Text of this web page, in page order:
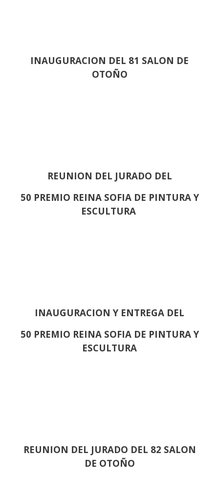
INAUGURACION DEL 81 SALON DE
OTOÑO
REUNION DEL JURADO DEL
50 PREMIO REINA SOFIA DE PINTURA Y
ESCULTURA
INAUGURACION Y ENTREGA DEL
50 PREMIO REINA SOFIA DE PINTURA Y
ESCULTURA
REUNION DEL JURADO DEL 82 SALON
DE OTOÑO